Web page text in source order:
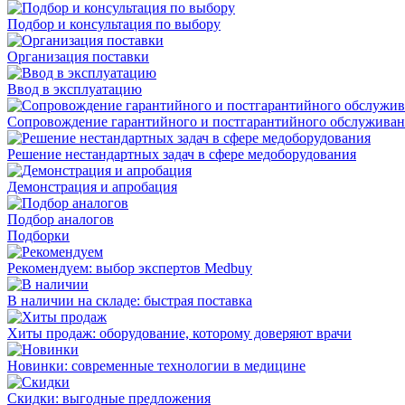
Подбор и консультация по выбору
Организация поставки
Ввод в эксплуатацию
Сопровождение гарантийного и постгарантийного
Решение нестандартных задач в сфере медоборудования
Демонстрация и апробация
Подбор аналогов
Подборки
Рекомендуем: выбор экспертов Medbuy
В наличии на складе: быстрая поставка
Хиты продаж: оборудование, которому доверяют врачи
Новинки: современные технологии в медицине
Скидки: выгодные предложения